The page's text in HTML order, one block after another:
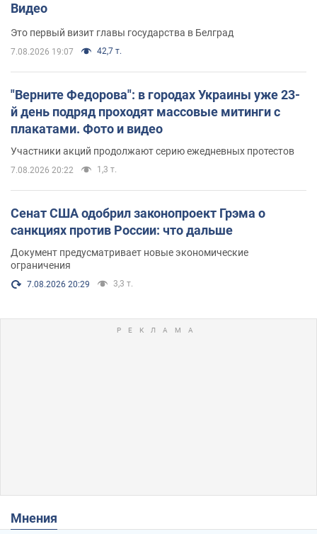
Видео
Это первый визит главы государства в Белград
7.08.2026 19:07 42,7 т.
"Верните Федорова": в городах Украины уже 23-
й день подряд проходят массовые митинги с
плакатами. Фото и видео
Участники акций продолжают серию ежедневных протестов
7.08.2026 20:22 1,3 т.
Сенат США одобрил законопроект Грэма о
санкциях против России: что дальше
Документ предусматривает новые экономические
ограничения
7.08.2026 20:29 3,3 т.
Мнения